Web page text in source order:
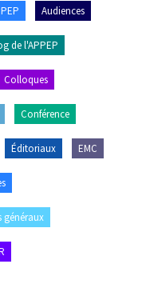
Audiences
de l'APPEP
Colloques
Conférence
Éditoriaux EMC
généraux